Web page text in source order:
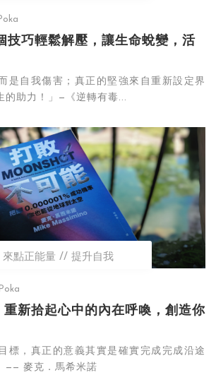
技巧輕鬆解壓，讓生命蛻變，活
是自我傷害；真正的堅強來自重新設定界
的助力！」—《逆轉有毒...
來點正能量 提升自我
Poka
重新拾起心中的內在呼喚，創造你
標，真正的意義其實是確實完成完成沿途
—— 麥克．馬希米諾